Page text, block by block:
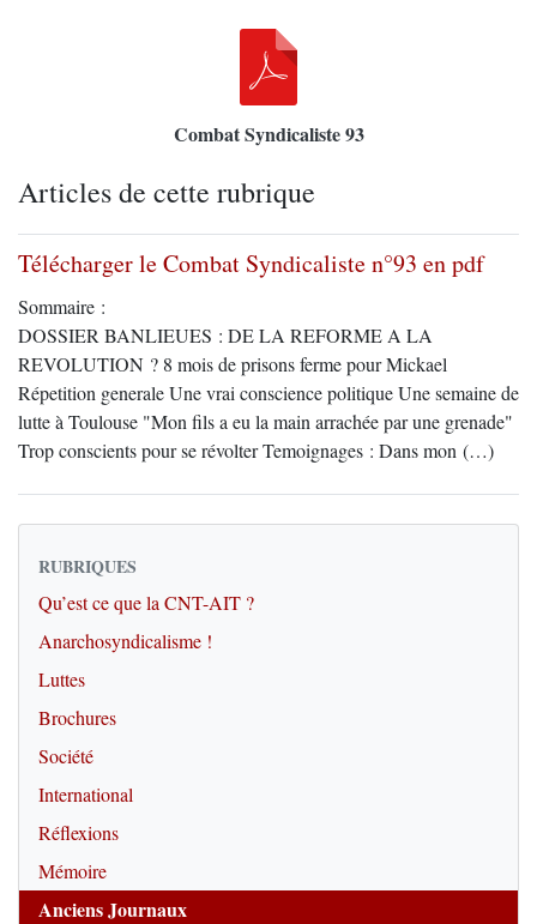
Combat Syndicaliste 93
Articles de cette rubrique
Télécharger le Combat Syndicaliste n°93 en pdf
Sommaire :
DOSSIER BANLIEUES : DE LA REFORME A LA
REVOLUTION ? 8 mois de prisons ferme pour Mickael
Répetition generale Une vrai conscience politique Une semaine de
lutte à Toulouse "Mon fils a eu la main arrachée par une grenade"
Trop conscients pour se révolter Temoignages : Dans mon (…)
RUBRIQUES
Qu’est ce que la CNT-AIT ?
Anarchosyndicalisme !
Luttes
Brochures
Société
International
Réflexions
Mémoire
Anciens Journaux